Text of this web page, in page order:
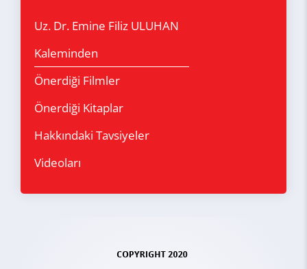
Uz. Dr. Emine Filiz ULUHAN
Kaleminden
Önerdiği Filmler
Önerdiği Kitaplar
Hakkındaki Tavsiyeler
Videoları